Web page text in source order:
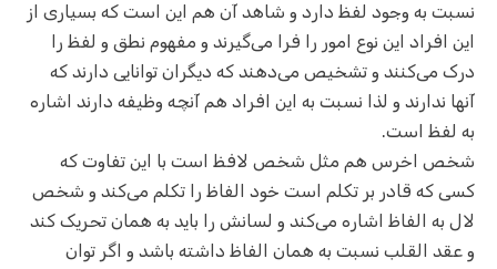
نسبت به وجود لفظ دارد و شاهد آن هم این است که بسیاری از
این افراد این نوع امور را فرا می‌گیرند و مفهوم نطق و لفظ را
درک می‌کنند و تشخیص می‌دهند که دیگران توانایی دارند که
آنها ندارند و لذا نسبت به این افراد هم آنچه وظیفه دارند اشاره
به لفظ است.
شخص اخرس هم مثل شخص لافظ است با این تفاوت که
کسی که قادر بر تکلم است خود الفاظ را تکلم می‌کند و شخص
لال به الفاظ اشاره می‌کند و لسانش را باید به همان تحریک کند
و عقد القلب نسبت به همان الفاظ داشته باشد و اگر توان